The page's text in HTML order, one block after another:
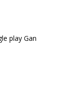
play Gan